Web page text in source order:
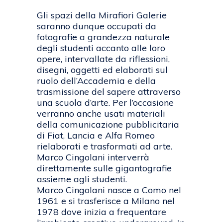
Gli spazi della Mirafiori Galerie
saranno dunque occupati da
fotografie a grandezza naturale
degli studenti accanto alle loro
opere, intervallate da riflessioni,
disegni, oggetti ed elaborati sul
ruolo dell’Accademia e della
trasmissione del sapere attraverso
una scuola d’arte. Per l’occasione
verranno anche usati materiali
della comunicazione pubblicitaria
di Fiat, Lancia e Alfa Romeo
rielaborati e trasformati ad arte.
Marco Cingolani interverrà
direttamente sulle gigantografie
assieme agli studenti.
Marco Cingolani nasce a Como nel
1961 e si trasferisce a Milano nel
1978 dove inizia a frequentare